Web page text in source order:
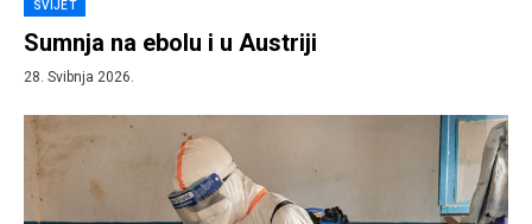
SVIJET
Sumnja na ebolu i u Austriji
28. Svibnja 2026.